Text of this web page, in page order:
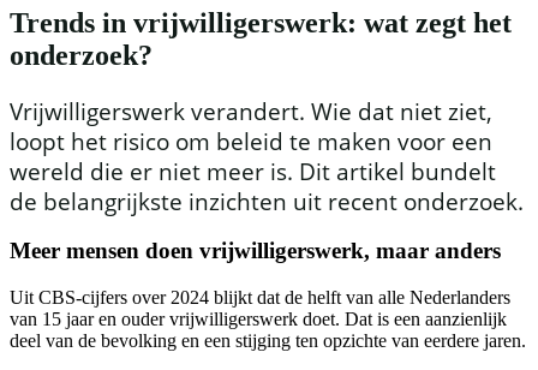
Trends in vrijwilligerswerk: wat zegt het
onderzoek?
Vrijwilligerswerk verandert. Wie dat niet ziet,
loopt het risico om beleid te maken voor een
wereld die er niet meer is. Dit artikel bundelt
de belangrijkste inzichten uit recent onderzoek.
Meer mensen doen vrijwilligerswerk, maar anders
Uit CBS-cijfers over 2024 blijkt dat de helft van alle Nederlanders
van 15 jaar en ouder vrijwilligerswerk doet. Dat is een aanzienlijk
deel van de bevolking en een stijging ten opzichte van eerdere jaren.